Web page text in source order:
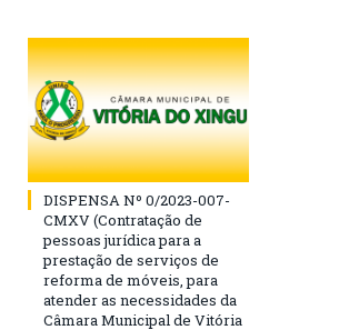
DISPENSA Nº 0/2023-007-
CMXV (Contratação de
pessoas jurídica para a
prestação de serviços de
reforma de móveis, para
atender as necessidades da
Câmara Municipal de Vitória